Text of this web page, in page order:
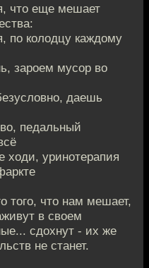
что еще мешает
по колодцу каждому
зароем мусор во
даешь
педальный
ходи, уринотерапия
того, что нам мешает,
в своем
сдохнут - их же
не станет.